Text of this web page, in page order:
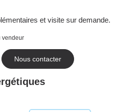
et visite sur demande.
vendeur
Nous contacter